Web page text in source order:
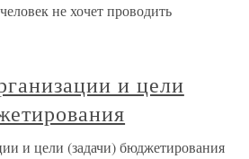
не хочет проводить
и цели
и цели (задачи) бюджетирования